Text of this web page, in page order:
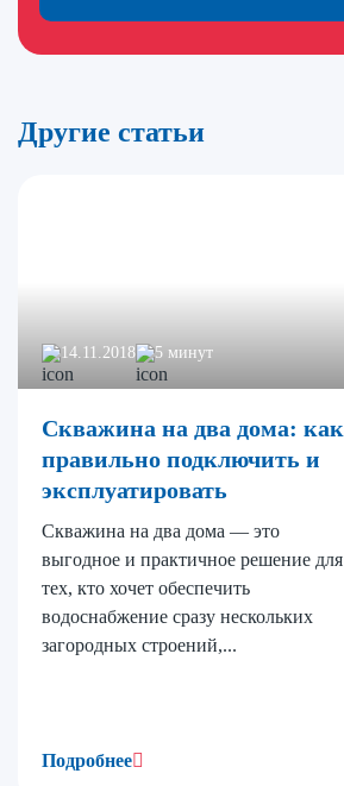
Другие статьи
14.11.2018 5 минут
Скважина на два дома: как
правильно подключить и
эксплуатировать
Скважина на два дома — это
выгодное и практичное решение для
тех, кто хочет обеспечить
водоснабжение сразу нескольких
загородных строений,...
Подробнее